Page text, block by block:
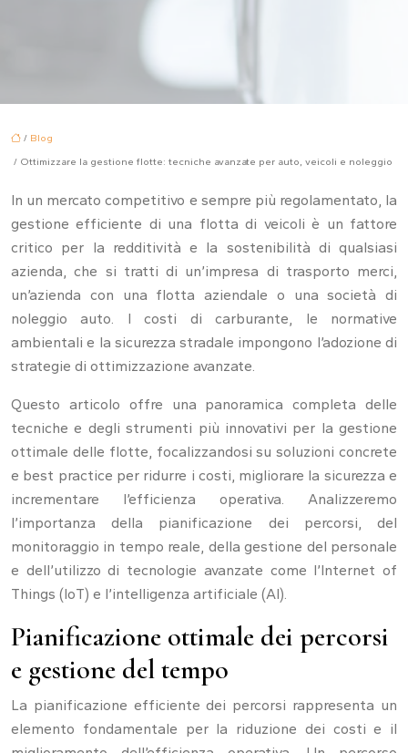
/ Blog
/ Ottimizzare la gestione flotte: tecniche avanzate per auto, veicoli e noleggio
In un mercato competitivo e sempre più regolamentato, la
gestione efficiente di una flotta di veicoli è un fattore
critico per la redditività e la sostenibilità di qualsiasi
azienda, che si tratti di un’impresa di trasporto merci,
un’azienda con una flotta aziendale o una società di
noleggio auto. I costi di carburante, le normative
ambientali e la sicurezza stradale impongono l’adozione di
strategie di ottimizzazione avanzate.
Questo articolo offre una panoramica completa delle
tecniche e degli strumenti più innovativi per la gestione
ottimale delle flotte, focalizzandosi su soluzioni concrete
e best practice per ridurre i costi, migliorare la sicurezza e
incrementare l’efficienza operativa. Analizzeremo
l’importanza della pianificazione dei percorsi, del
monitoraggio in tempo reale, della gestione del personale
e dell’utilizzo di tecnologie avanzate come l’Internet of
Things (IoT) e l’intelligenza artificiale (AI).
Pianificazione ottimale dei percorsi
e gestione del tempo
La pianificazione efficiente dei percorsi rappresenta un
elemento fondamentale per la riduzione dei costi e il